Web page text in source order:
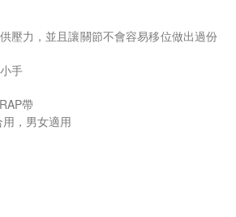
壓力，並且讓關節不會容易移位做出過份
手
帶
，男女適用